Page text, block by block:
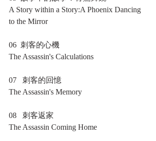
A Story within a Story:A Phoenix Dancing
to the Mirror
06  刺客的心機
The Assassin's Calculations
07   刺客的回憶
The Assassin's Memory
08   刺客返家
The Assassin Coming Home